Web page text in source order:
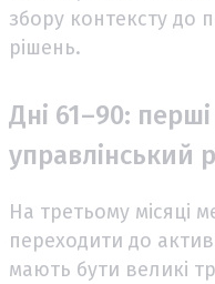
збору контексту до
рішень.
Дні 61–90:
управлінський
На третьому місяці
переходити до
мають бути великі